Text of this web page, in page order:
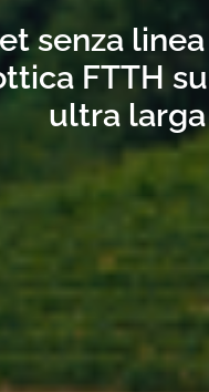
senza
FTTH
ultra larga